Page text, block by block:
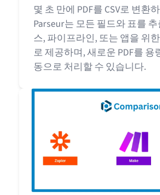
몇 초 만에 PDF를 CSV로 변환
Parseur는 모든 필드와 표를
스, 파이프라인, 또는 앱을 위
로 제공하며, 새로운 PDF를 용
동으로 처리할 수 있습니다.